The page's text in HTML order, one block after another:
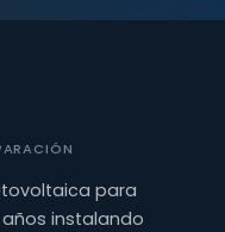
para
instalando